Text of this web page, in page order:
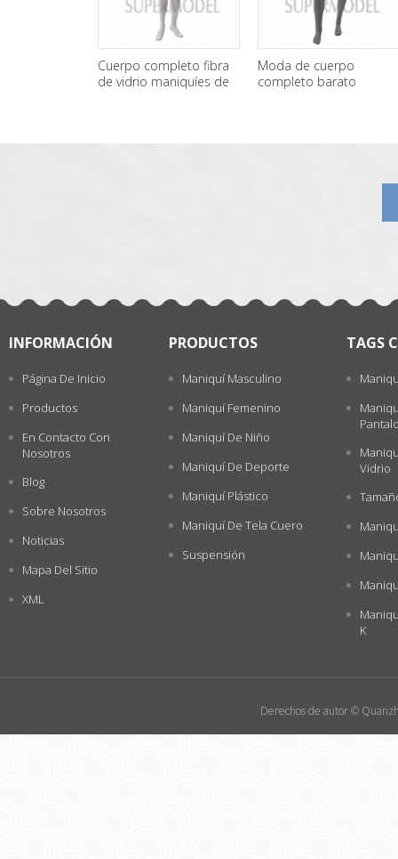
Cuerpo completo fibra
de vidrio maniquíes de
Moda de cuerpo
completo barato
INFORMACIÓN
Página De Inicio
Productos
En Contacto Con
Nosotros
Blog
Sobre Nosotros
Noticias
Mapa Del Sitio
XML
PRODUCTOS
Maniquí Masculino
Maniquí Femenino
Maniquí De Niño
Maniquí De Deporte
Maniquí Plástico
Maniquí De Tela Cuero
Suspensión
TAGS
Vidrio
K
Derechos de autor ©